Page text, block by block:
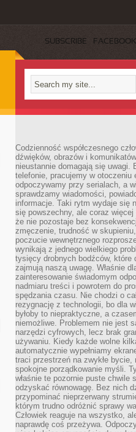
SUBSCRIBE FACEBOOK
Codzienność współczesnego
dźwięków, obrazów i
nieustannie domagają się uwagi.
telefonie, pracujemy w otoczeniu
odpoczywamy przy serialach, a
sprawdzamy wiadomości,
informacje. Taki rytm wydaje się
się powszechny, ale coraz więcej
że nie pozostaje bez
zmęczenie, trudność w
poczucie wewnętrznego
wynikają z jednego wielkiego
tysięcy drobnych bodźców, które
zajmują naszą uwagę. Właśnie
zainteresowanie świadomym
nadmiaru treści i powrotem do
spędzania czasu. Nie chodzi o
rezygnację z technologii, bo dla
byłoby to niepraktyczne, a
niemożliwe. Problemem nie jest
narzędzi cyfrowych, lecz brak
używaniu. Kiedy każde wolne
automatycznie wypełniamy
traci przestrzeń na zwykłe bycie,
spokojne porządkowanie myśli.
właśnie te pozornie puste chwile
odzyskać równowagę. Bez nich
przypominać nieprzerwany
którym trudno odróżnić sprawy
Człowiek reaguje na wszystko,
naprawdę coś przeżywa.